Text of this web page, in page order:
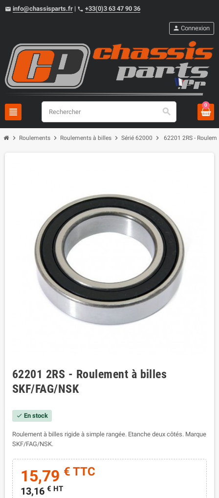
email info@chassisparts.fr | phone +33(0)3 63 47 90 36
view_headline search
person Connexion
0
chevron_right Roulements chevron_right Roulements à billes chevron_right Sérié 62000 chevron_right 62201 2RS -
62201 2RS - Roulement à billes
SKF/FAG/NSK
check En stock
Roulement à billes rigide à simple rangée. Etanche deux côtés. Marque
SKF/FAG/NSK.
15,79 € TTC
13,16 € HT